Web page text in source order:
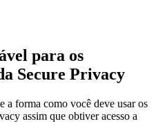
para os
Secure Privacy
a forma como você deve usar os
assim que obtiver acesso a